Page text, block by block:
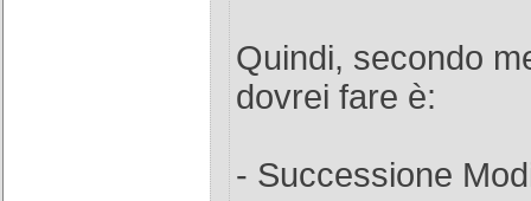
Quindi, secondo
dovrei fare è:
- Successione